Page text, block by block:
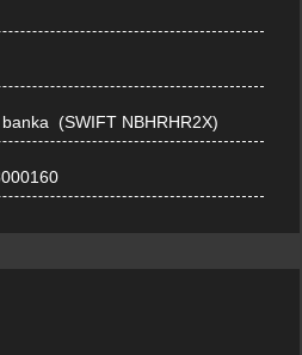
(SWIFT NBHRHR2X)